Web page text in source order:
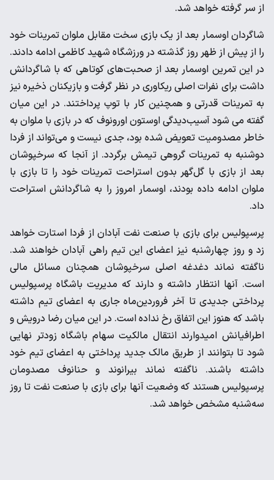
از سر گرفته خواهد شد.
شاگردان اوسمار بعد از یک بازی سخت مقابل ملوان تمرینات خود
را از پیش از ظهر روز گذشته در ورزشگاه شهید کاظمی ادامه دادند.
در این تمرین اوسمار بعد از صحبت‌های کوتاهی که با شاگردانش
داشت برای نفرات اصلی ریکاوری در نظر گرفت و بازیکنان ذخیره نیز
به تمرینات قدرتی و همچنین کار با توپ پرداختند. در این میان
گفته می شود آسیب‌دیدگی اوستون اورونوف که در بازی با ملوان به
خاطر مصدومیت تعویض شده بود، جدی نیست و می‌تواند از فردا
دوشنبه به تمرینات گروهی تیمش برگردد. از آنجا که سرخپوشان
بعد از بازی با گل‌گهر بدون استراحت تمرینات خود را تا بازی با
ملوان ادامه داده بودند، اوسمار امروز را به شاگردانش استراحت
داد.
پرسپولیس برای بازی با صنعت نفت آبادان از فردا استارت خواهد
زد و روز چهارشنبه نیز اعضای این تیم راهی آبادان خواهند شد.
ناگفته نماند دغدغه اصلی سرخپوشان همچنان مسائل مالی
است. آنها انتظار داشته و دارند که مدیریت باشگاه پرسپولیس
پرداختی جدیدی تا آخر فروردین‌ماه جاری به اعضای تیم داشته
باشد که هنوز این اتفاق رخ نداده است. در این میان رضا درویش و
اطرافیانش امیدوارند انتقال مالکیت سهام باشگاه زودتر نهایی
شود تا بتوانند از طریق مالک جدید پرداختی به اعضای تیم خود
داشته باشند. ناگفته نماند بیرانوند و حنانوف مصدومان
پرسپولیس هستند که وضعیت آنها برای بازی با صنعت نفت تا روز
سه‌شنبه مشخص خواهد شد.